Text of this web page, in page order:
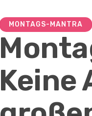
MONTAGS-MANTRA
Keine